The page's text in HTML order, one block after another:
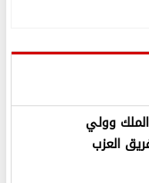
وولي
العزب